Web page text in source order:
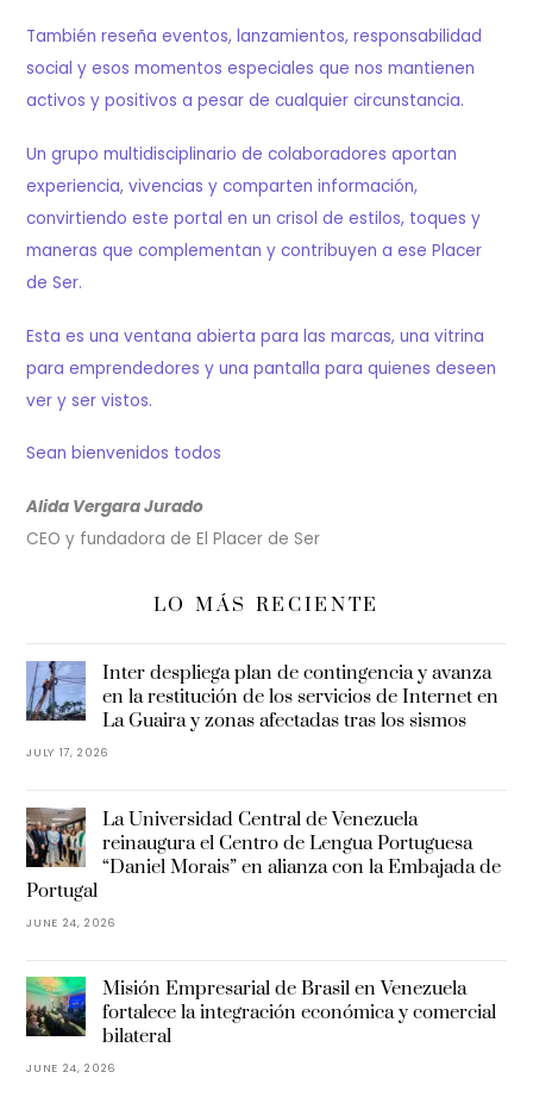
También reseña eventos, lanzamientos, responsabilidad
social y esos momentos especiales que nos mantienen
activos y positivos a pesar de cualquier circunstancia.
Un grupo multidisciplinario de colaboradores aportan
experiencia, vivencias y comparten información,
convirtiendo este portal en un crisol de estilos, toques y
maneras que complementan y contribuyen a ese Placer
de Ser.
Esta es una ventana abierta para las marcas, una vitrina
para emprendedores y una pantalla para quienes deseen
ver y ser vistos.
Sean bienvenidos todos
Alida Vergara Jurado
CEO y fundadora de El Placer de Ser
LO MÁS RECIENTE
Inter despliega plan de contingencia y avanza
en la restitución de los servicios de Internet en
La Guaira y zonas afectadas tras los sismos
JULY 17, 2026
La Universidad Central de Venezuela
reinaugura el Centro de Lengua Portuguesa
“Daniel Morais” en alianza con la Embajada de
Portugal
JUNE 24, 2026
Misión Empresarial de Brasil en Venezuela
fortalece la integración económica y comercial
bilateral
JUNE 24, 2026